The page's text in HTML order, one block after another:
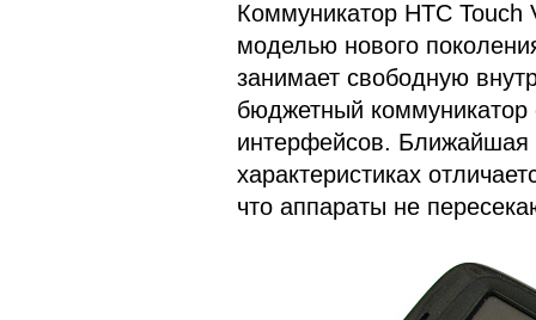
Коммуникатор HTC
моделью нового
занимает свободную
бюджетный
интерфейсов. Ближайшая
характеристиках
что аппараты не